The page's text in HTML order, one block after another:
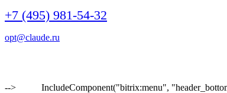
+7 (495) 981-54-32
opt@claude.ru
-->
IncludeComponent("bitrix:menu",